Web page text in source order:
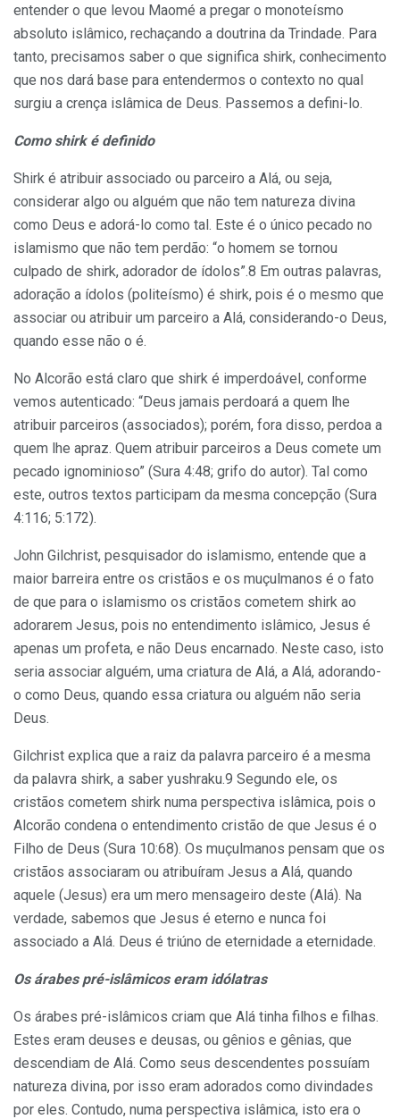
entender o que levou Maomé a pregar o monoteísmo
absoluto islâmico, rechaçando a doutrina da Trindade. Para
tanto, precisamos saber o que significa shirk, conhecimento
que nos dará base para entendermos o contexto no qual
surgiu a crença islâmica de Deus. Passemos a defini-lo.
Como shirk é definido
Shirk é atribuir associado ou parceiro a Alá, ou seja,
considerar algo ou alguém que não tem natureza divina
como Deus e adorá-lo como tal. Este é o único pecado no
islamismo que não tem perdão: “o homem se tornou
culpado de shirk, adorador de ídolos”.8 Em outras palavras,
adoração a ídolos (politeísmo) é shirk, pois é o mesmo que
associar ou atribuir um parceiro a Alá, considerando-o Deus,
quando esse não o é.
No Alcorão está claro que shirk é imperdoável, conforme
vemos autenticado: “Deus jamais perdoará a quem lhe
atribuir parceiros (associados); porém, fora disso, perdoa a
quem lhe apraz. Quem atribuir parceiros a Deus comete um
pecado ignominioso” (Sura 4:48; grifo do autor). Tal como
este, outros textos participam da mesma concepção (Sura
4:116; 5:172).
John Gilchrist, pesquisador do islamismo, entende que a
maior barreira entre os cristãos e os muçulmanos é o fato
de que para o islamismo os cristãos cometem shirk ao
adorarem Jesus, pois no entendimento islâmico, Jesus é
apenas um profeta, e não Deus encarnado. Neste caso, isto
seria associar alguém, uma criatura de Alá, a Alá, adorando-
o como Deus, quando essa criatura ou alguém não seria
Deus.
Gilchrist explica que a raiz da palavra parceiro é a mesma
da palavra shirk, a saber yushraku.9 Segundo ele, os
cristãos cometem shirk numa perspectiva islâmica, pois o
Alcorão condena o entendimento cristão de que Jesus é o
Filho de Deus (Sura 10:68). Os muçulmanos pensam que os
cristãos associaram ou atribuíram Jesus a Alá, quando
aquele (Jesus) era um mero mensageiro deste (Alá). Na
verdade, sabemos que Jesus é eterno e nunca foi
associado a Alá. Deus é triúno de eternidade a eternidade.
Os árabes pré-islâmicos eram idólatras
Os árabes pré-islâmicos criam que Alá tinha filhos e filhas.
Estes eram deuses e deusas, ou gênios e gênias, que
descendiam de Alá. Como seus descendentes possuíam
natureza divina, por isso eram adorados como divindades
por eles. Contudo, numa perspectiva islâmica, isto era o